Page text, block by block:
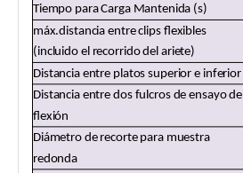
Tiempo para Carga Mantenida (s)
máx.distancia entre clips flexibles
(incluido el recorrido del ariete)
Distancia entre platos superior e inferior
Distancia entre dos fulcros de ensayo de
flexión
Diámetro de recorte para muestra
redonda